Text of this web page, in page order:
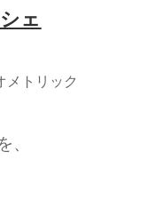
ェ
メトリック
、